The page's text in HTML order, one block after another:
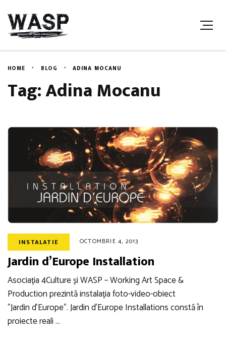
HOME BLOG ADINA MOCANU
Tag: Adina Mocanu
INSTALATIE OCTOMBRIE 4, 2013
Jardin d’Europe Installation
Asociația 4Culture și WASP – Working Art Space &
Production prezintă instalația foto-video-obiect
”Jardin d’Europe”. Jardin d’Europe Installations constă în
proiecte reali …